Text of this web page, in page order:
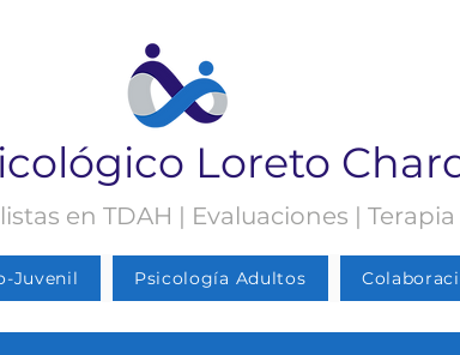
Loreto
en TDAH | Evaluaciones |
Juvenil Psicología Adultos